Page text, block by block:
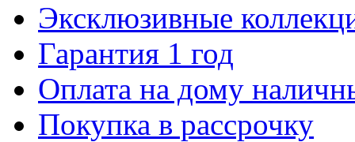
Эксклюзивные
Гарантия 1 год
Оплата на дому
Покупка в рассрочку